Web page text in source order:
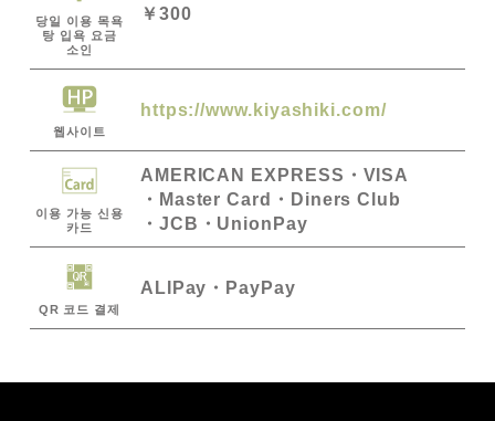
당일 이용 목욕
탕 입욕 요금
소인
￥300
웹사이트
https://www.kiyashiki.com/
이용 가능 신용
카드
AMERICAN EXPRESS
VISA
Master Card
Diners Club
JCB
UnionPay
QR 코드 결제
ALIPay PayPay